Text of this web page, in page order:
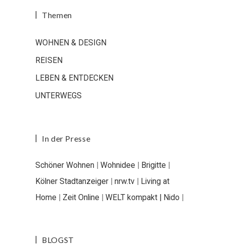
Themen
WOHNEN & DESIGN
REISEN
LEBEN & ENTDECKEN
UNTERWEGS
In der Presse
Schöner Wohnen | Wohnidee | Brigitte |
Kölner Stadtanzeiger | nrw.tv | Living at
Home | Zeit Online | WELT kompakt | Nido |
BLOGST